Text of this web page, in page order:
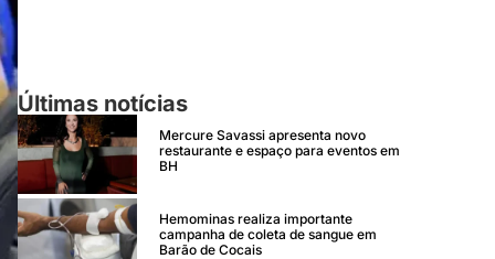
Últimas notícias
Mercure Savassi apresenta novo
restaurante e espaço para eventos em
BH
Hemominas realiza importante
campanha de coleta de sangue em
Barão de Cocais